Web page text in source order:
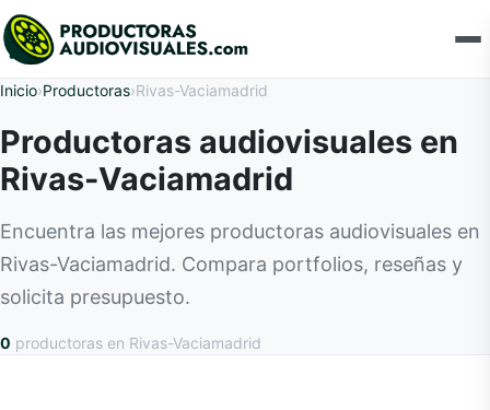
Inicio›Productoras›Rivas-Vaciamadrid
Productoras audiovisuales en
Rivas-Vaciamadrid
Encuentra las mejores productoras audiovisuales en
Rivas-Vaciamadrid. Compara portfolios, reseñas y
solicita presupuesto.
0 productoras en Rivas-Vaciamadrid